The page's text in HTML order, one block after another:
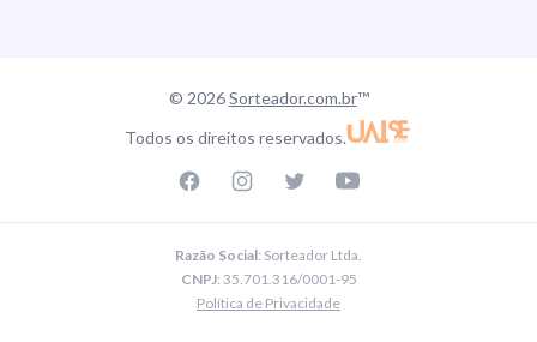
© 2026Sorteador.com.br™
Todos os direitos reservados.
Razão Social: Sorteador Ltda.
CNPJ: 35.701.316/0001-95
Política de Privacidade